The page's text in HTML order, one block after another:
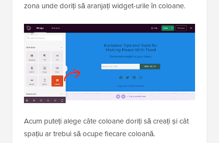
zona unde doriți să aranjați widget-urile în coloane.
Acum puteți alege câte coloane doriți să creați și cât
spațiu ar trebui să ocupe fiecare coloană.